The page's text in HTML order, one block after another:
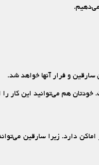
می‌دهیم.
سارقین و فرار آنها خواهد شد.
هم می‌توانید این کار را
اماکن دارد. زیرا سارقین